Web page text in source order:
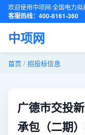
欢迎使用中项网·全国电力
客服热线：400-8161-360
中项网
首页 / 招投标信息
广德市交投
承包（二期